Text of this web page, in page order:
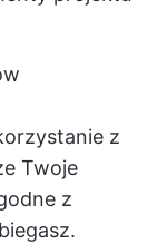
z
Twoje
z